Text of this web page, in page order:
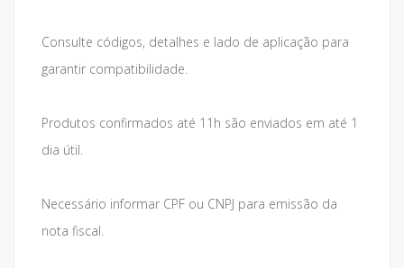
Consulte códigos, detalhes e lado de aplicação para
garantir compatibilidade.
Produtos confirmados até 11h são enviados em até 1
dia útil.
Necessário informar CPF ou CNPJ para emissão da
nota fiscal.